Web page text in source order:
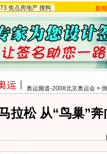
焦点房地产 搜狗 新闻
奥运频道-2008北京奥运会 >
拉松 从“鸟巢”
[